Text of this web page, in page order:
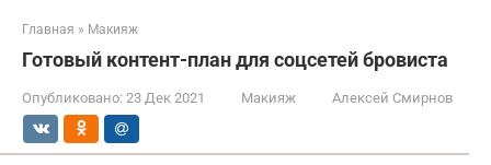
Главная » Макияж
Готовый контент-план для соцсетей бровиста
Опубликовано: 23 Дек 2021 Макияж Алексей Смирнов